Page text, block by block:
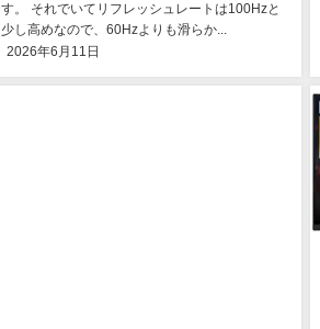
す。 それでいてリフレッシュレートは100Hzと
少し高めなので、60Hzよりも滑らか...
2026年6月11日